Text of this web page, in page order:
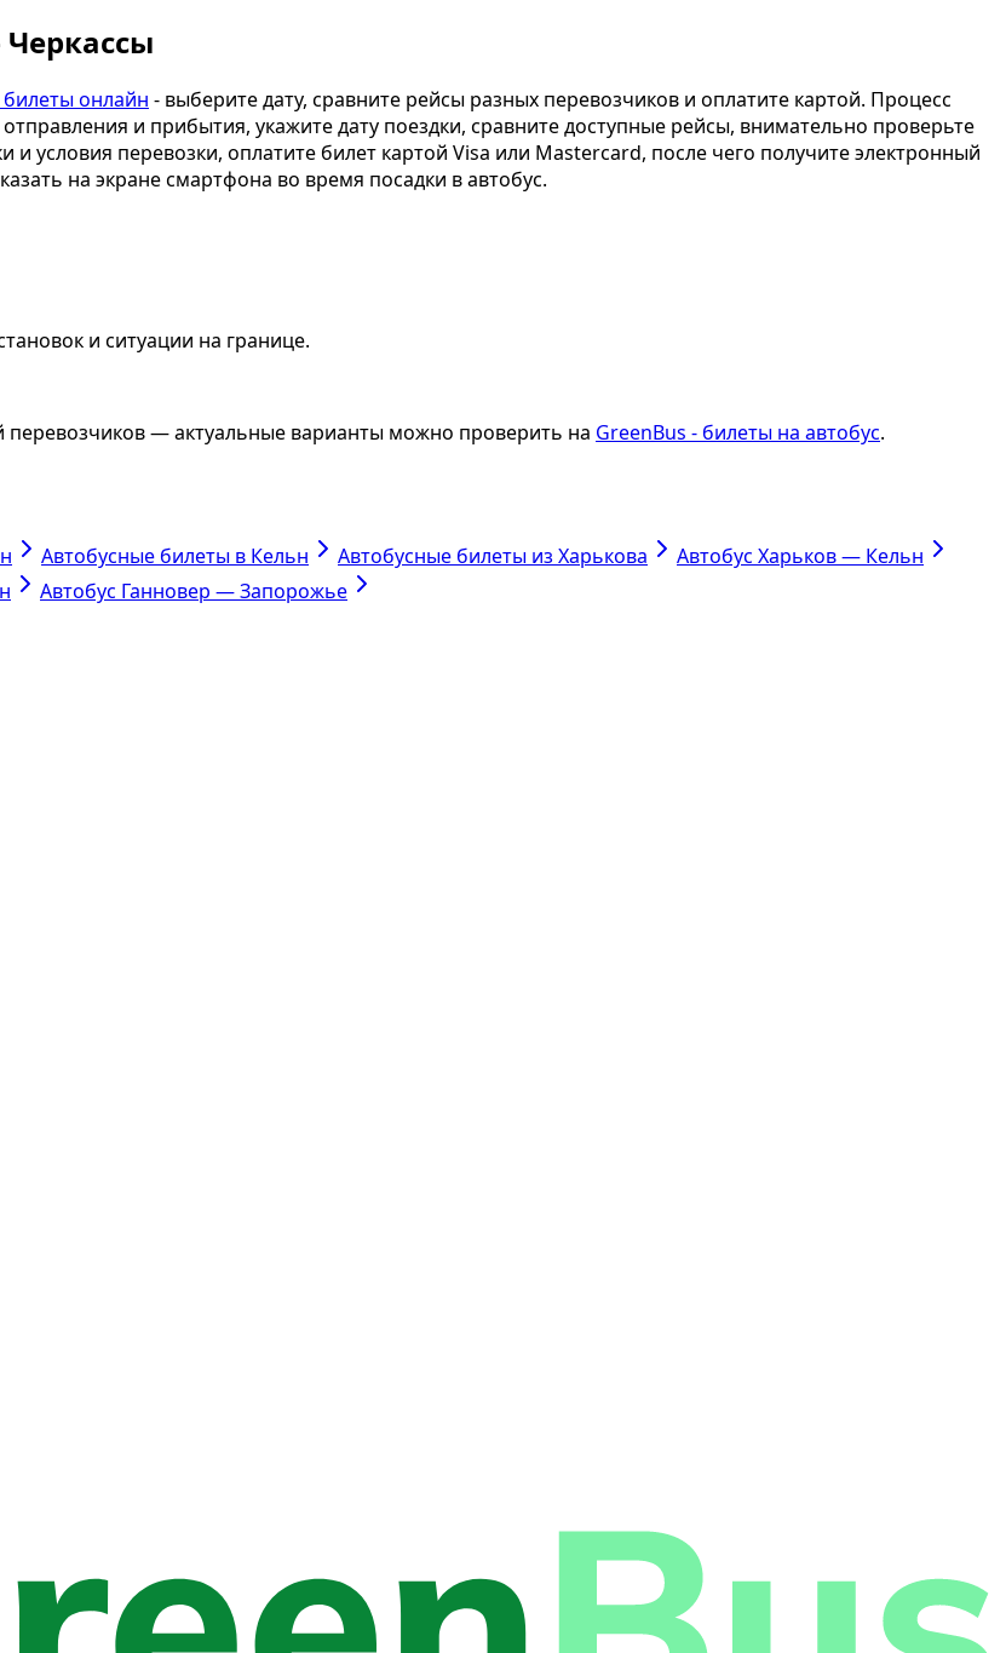
онлайн - выберите дату, сравните рейсы разных перевозчиков и оплатите картой. Процесс
и прибытия, укажите дату поездки, сравните доступные рейсы, внимательно проверьте
условия перевозки, оплатите билет картой Visa или Mastercard, после чего получите электронный
на экране смартфона во время посадки в автобус.
и ситуации на границе.
— актуальные варианты можно проверить на GreenBus - билеты на автобус.
Автобусные билеты в Кельн Автобусные билеты из Харькова
Автобус Харьков — Кельн
Автобус Ганновер — Запорожье